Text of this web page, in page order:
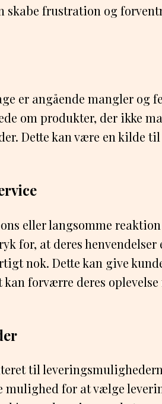
skabe frustration og
er angående mangler og
om produkter, der ikke
Dette kan være en kilde
eller langsomme
for, at deres henvendelser
nok. Dette kan give
forværre deres oplevelse
til
mulighed for at vælge